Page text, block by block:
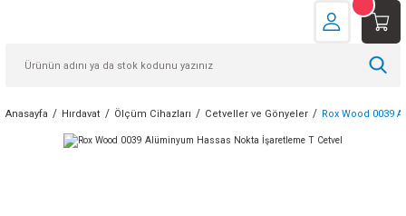
Anasayfa Hırdavat Ölçüm Cihazları Cetveller ve Gönyeler Rox Wood 0039